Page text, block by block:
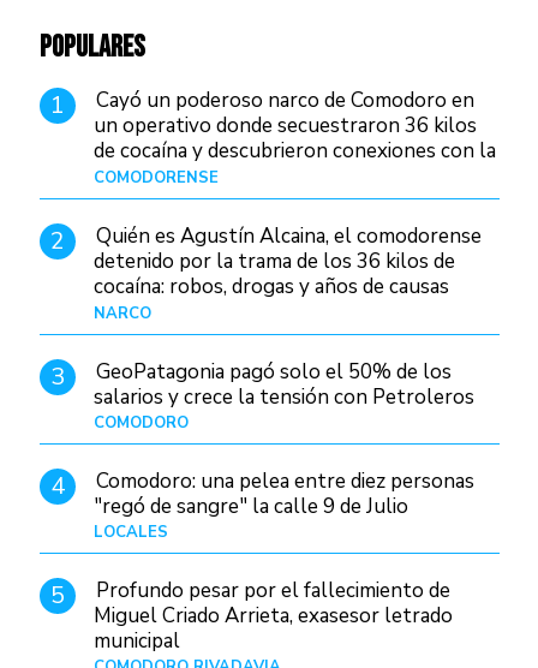
POPULARES
1
Cayó un poderoso narco de Comodoro en
un operativo donde secuestraron 36 kilos
de cocaína y descubrieron conexiones con la
Patagonia
COMODORENSE
2
Quién es Agustín Alcaina, el comodorense
detenido por la trama de los 36 kilos de
cocaína: robos, drogas y años de causas
judiciales
NARCO
3
GeoPatagonia pagó solo el 50% de los
salarios y crece la tensión con Petroleros
COMODORO
4
Comodoro: una pelea entre diez personas
"regó de sangre" la calle 9 de Julio
LOCALES
5
Profundo pesar por el fallecimiento de
Miguel Criado Arrieta, exasesor letrado
municipal